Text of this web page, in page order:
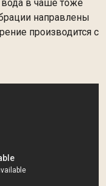
вода в чаше тоже
направлены
производится с